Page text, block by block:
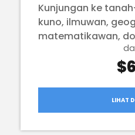
Kunjungan ke
kuno, ilmuwan,
matematikawan,
LIHAT